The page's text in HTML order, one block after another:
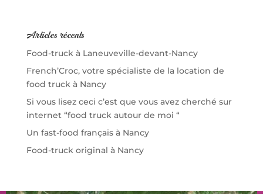
Articles récents
Food-truck à Laneuveville-devant-Nancy
French’Croc, votre spécialiste de la location de
food truck à Nancy
Si vous lisez ceci c’est que vous avez cherché sur
internet “food truck autour de moi “
Un fast-food français à Nancy
Food-truck original à Nancy